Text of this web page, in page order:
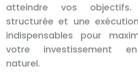
atteindre vos objectifs.
structurée et une
indispensables pour
votre investissement
naturel.